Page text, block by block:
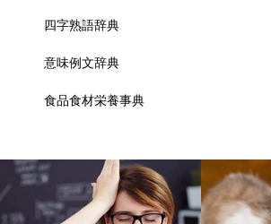
四字熟語辞典
意味例文辞典
食品食材栄養事典